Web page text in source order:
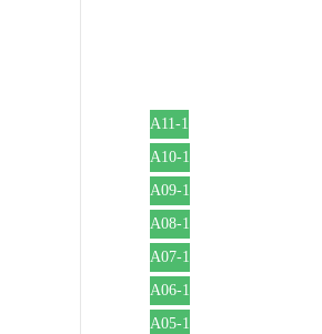
A11-1
A10-1
A09-1
A08-1
A07-1
A06-1
A05-1